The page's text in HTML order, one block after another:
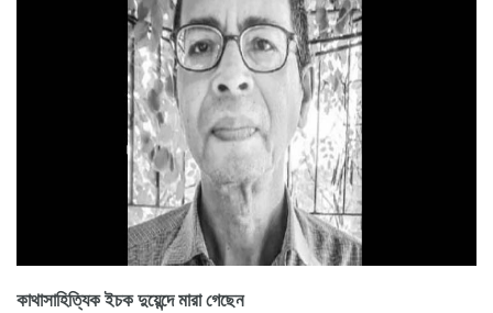
কাথাসাহিত্যিক ইচক দুয়েন্দে মারা গেছেন